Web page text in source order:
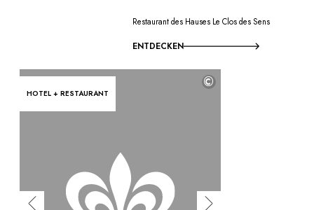
Restaurant des Hauses Le Clos des Sens
ENTDECKEN
HOTEL + RESTAURANT
©